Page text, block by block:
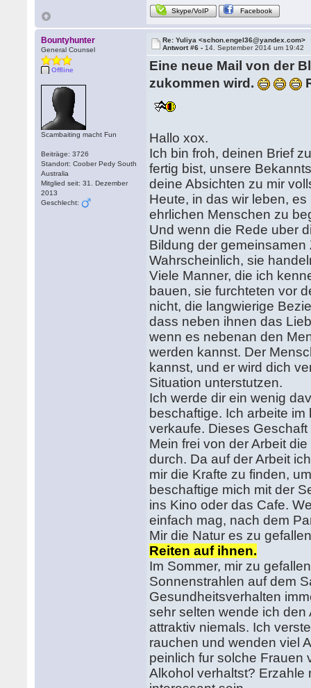
Skype/VoIP Facebook
Bountyhunter
General Counsel
Offline
Scambaiting macht Fun
Beiträge: 3726
Standort: Coober Pedy South
Australia
Mitglied seit: 31. Dezember
2013
Geschlecht:
Re: Yuliya <schon.engel36@yandex.com>
Antwort #6 - 14. September 2014 um 19:42
Eine neue Mail von der
zukommen wird.
Hallo xox.
Ich bin froh, deinen Brief
fertig bist, unsere
deine Absichten zu mir
Heute, in das wir leben,
ehrlichen Menschen zu
Und wenn die Rede uber
Bildung der
Wahrscheinlich, sie
Viele Manner, die ich
bauen, sie furchteten vor
nicht, die langwierige
dass neben ihnen das
wenn es nebenan den
werden kannst. Der
kannst, und er wird dich
Situation unterstutzen.
Ich werde dir ein wenig
beschaftige. Ich arbeite
verkaufe. Dieses
Mein frei von der Arbeit
durch. Da auf der Arbeit
mir die Krafte zu finden,
beschaftige mich mit der
ins Kino oder das Cafe.
einfach mag, nach dem
Mir die Natur es zu
Reiten auf ihnen.
Im Sommer, mir zu
Sonnenstrahlen auf dem
Gesundheitsverhalten
sehr selten wende ich
attraktiv niemals. Ich
rauchen und wenden viel
peinlich fur solche Frauen
Alkohol verhaltst? Erzahle